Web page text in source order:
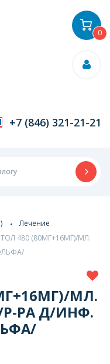
+7 (846) 321-21-21
0
Лечение
480 (80МГ+16МГ)/МЛ.
МЛ.
РА Д/ИНФ.